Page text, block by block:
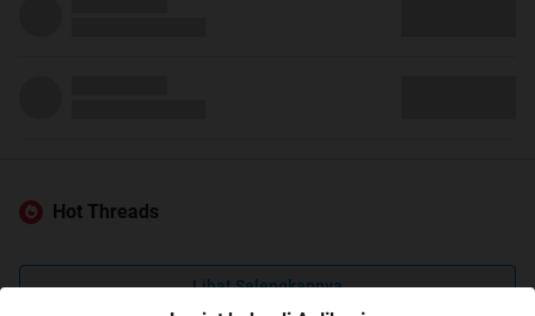
Hot Threads
Lihat Selengkapnya